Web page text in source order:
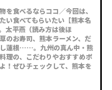
を食べるならココ／今回は、
い食べてもらいたい【熊本名
太平燕（読み方は後ほ
のお寿司、熊本ラーメン、だ
蓮根……。九州の真ん中・熊
理の、こだわりやおすすめポ
！ぜひチェックして、熊本を